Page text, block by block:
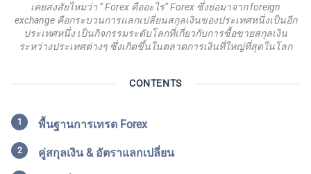
เคยสงสัยไหมว่า ” Forex คืออะไร” Forex ซึ่งย่อมาจาก foreign
exchange คือกระบวนการแลกเปลี่ยนสกุลเงินของประเทศหนึ่งเป็นอีก
ประเทศหนึ่ง เป็นกิจกรรมระดับโลกที่เกี่ยวกับการซื้อขายสกุลเงิน
ระหว่างประเทศต่างๆ ซึ่งเกิดขึ้นในตลาดการเงินที่ใหญ่ที่สุดในโลก
CONTENTS
พื้นฐานการเทรด Forex
คู่สกุลเงิน & อัตราแลกเปลี่ยน